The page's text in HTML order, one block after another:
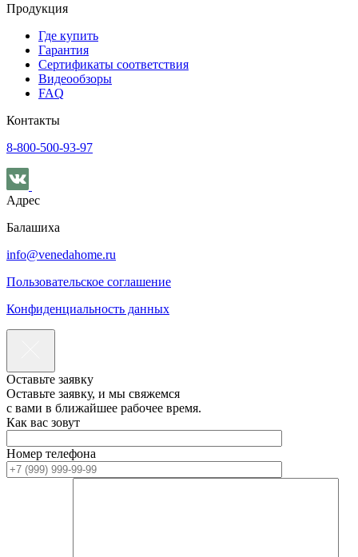
Продукция
Где купить
Гарантия
Сертификаты соответствия
Видеообзоры
FAQ
Контакты
8-800-500-93-97
Адрес
Балашиха
info@venedahome.ru
Пользовательское соглашение
Конфиденциальность данных
Оставьте заявку
Оставьте заявку, и мы свяжемся
с вами в ближайшее рабочее время.
Как вас зовут
Номер телефона